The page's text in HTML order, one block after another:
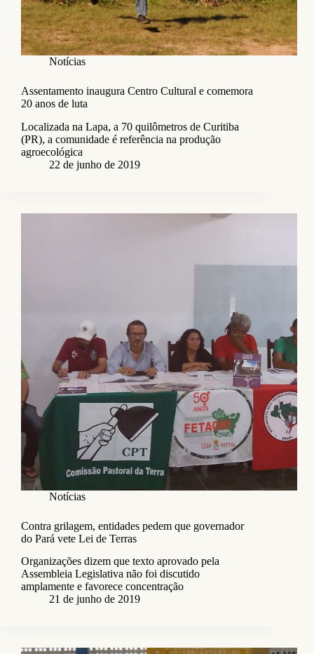
Notícias
Assentamento inaugura Centro Cultural e comemora
20 anos de luta
Localizada na Lapa, a 70 quilômetros de Curitiba
(PR), a comunidade é referência na produção
agroecológica
22 de junho de 2019
Notícias
Contra grilagem, entidades pedem que governador
do Pará vete Lei de Terras
Organizações dizem que texto aprovado pela
Assembleia Legislativa não foi discutido
amplamente e favorece concentração
21 de junho de 2019